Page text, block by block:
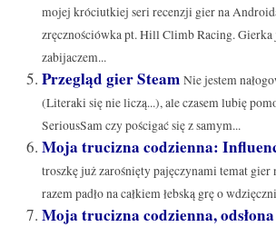
mojej króciutkiej seri recenzji gier na
zręcznościówka pt. Hill Climb Racing.
zabijaczem...
Przegląd gier Steam Nie jestem
(Literaki się nie liczą...), ale czasem lubię
SeriousSam czy pościgać się z samym...
Moja trucizna codzienna:
troszkę już zarośnięty pajęczynami temat gier
razem padło na całkiem łebską grę o
Moja trucizna codzienna,